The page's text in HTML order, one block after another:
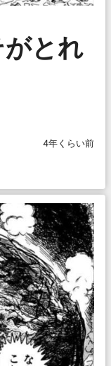
とれ
4年くらい前